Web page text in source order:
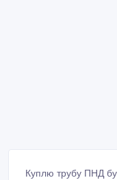
Куплю трубу ПНД